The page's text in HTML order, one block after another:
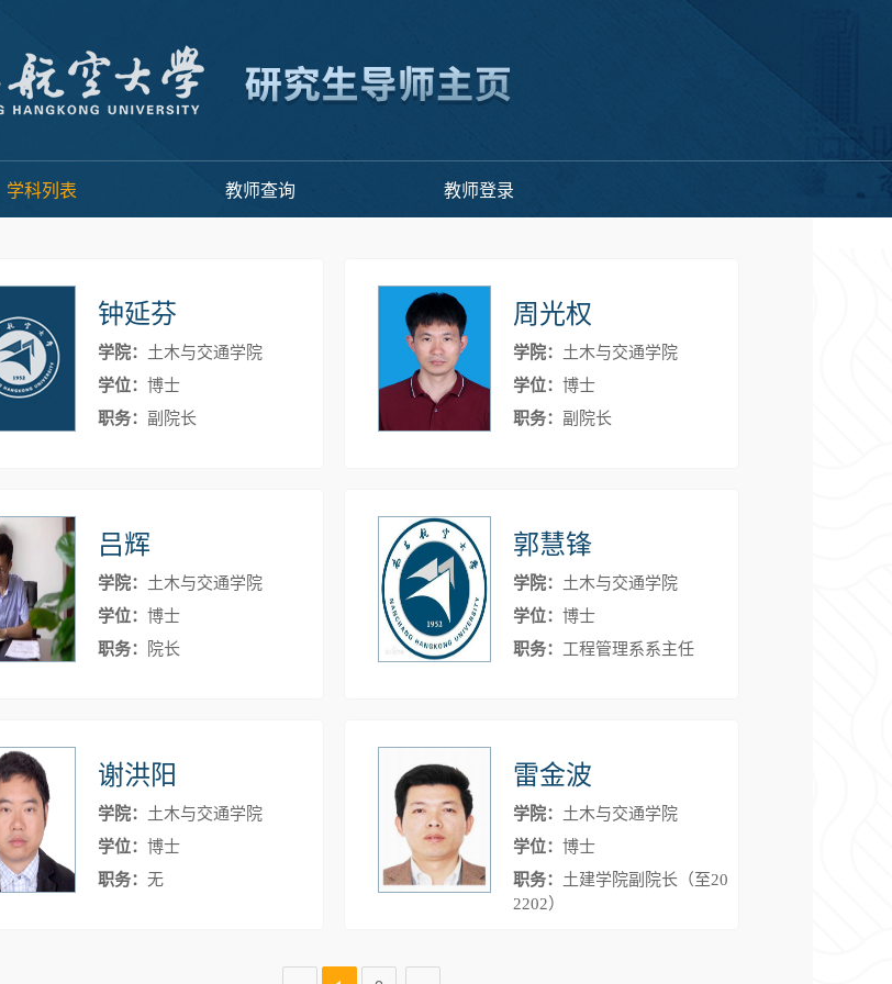
学科列表 教师查询 教师登录
钟延芬
学院： 土木与交通学院
学位： 博士
职务： 副院长
周光权
学院： 土木与交通学院
学位： 博士
职务： 副院长
吕辉
学院： 土木与交通学院
学位： 博士
职务： 院长
郭慧锋
学院： 土木与交通学院
学位： 博士
职务： 工程管理系系主任
谢洪阳
学院： 土木与交通学院
学位： 博士
职务： 无
雷金波
学院： 土木与交通学院
学位： 博士
职务：
土建学院副院长（至20
2202）